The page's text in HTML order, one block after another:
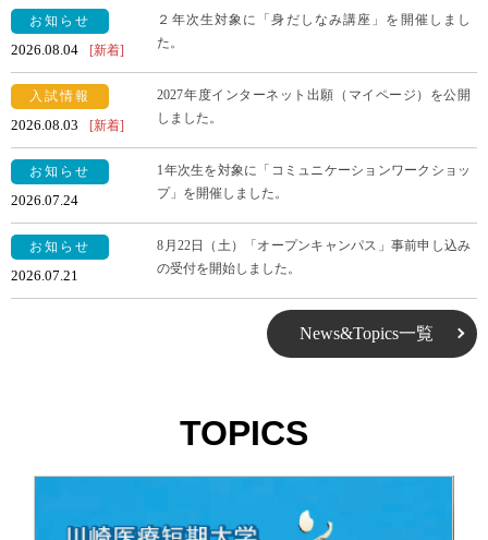
2026.08.04
２年次生対象に「身だしなみ講座」を開催しまし
た。
2026.08.03
2027年度インターネット出願（マイページ）を公開
しました。
2026.07.24
1年次生を対象に「コミュニケーションワークショッ
プ」を開催しました。
2026.07.21
8月22日（土）「オープンキャンパス」事前申し込み
の受付を開始しました。
News&Topics一覧
TOPICS